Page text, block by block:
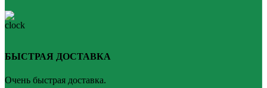
БЫСТРАЯ ДОСТАВКА
Очень быстрая доставка.